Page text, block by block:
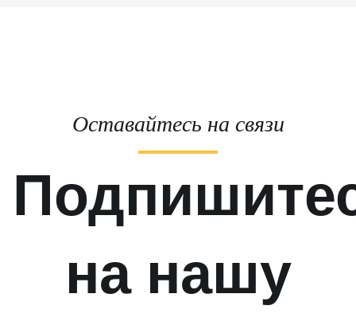
Оставайтесь на связи
на нашу